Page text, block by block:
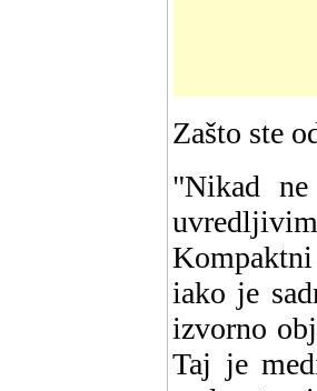
Zašto ste
"Nikad
iako je
izvorno
Taj je